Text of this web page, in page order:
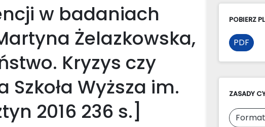
w badaniach
Żelazkowska,
Kryzys czy
Szkoła Wyższa im.
2016 236 s.]
POBIERZ
PDF
ZASADY